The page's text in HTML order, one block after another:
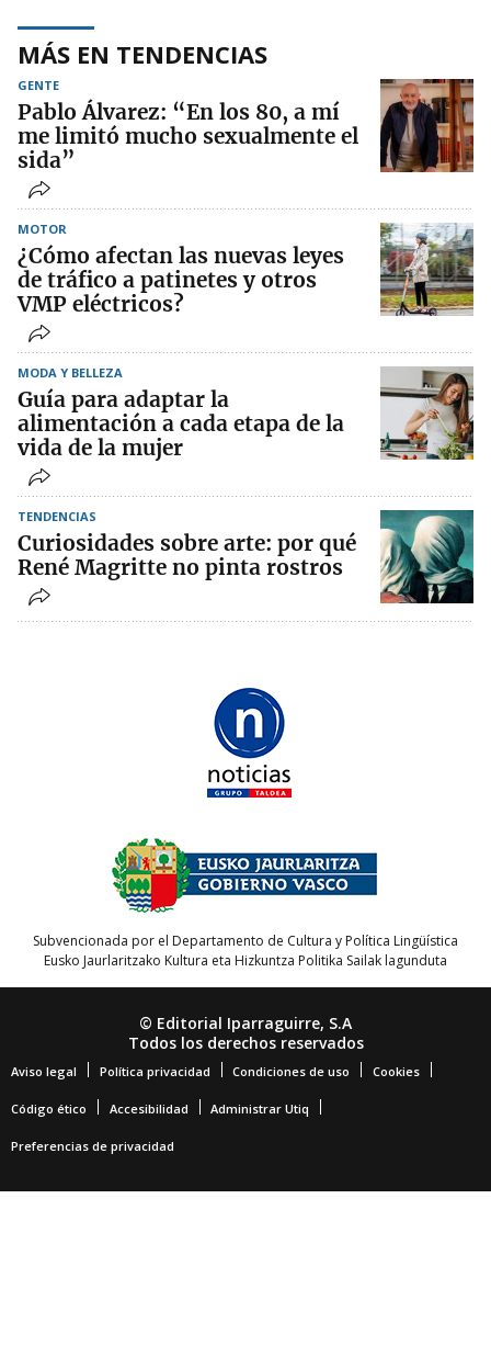
MÁS EN TENDENCIAS
GENTE
Pablo Álvarez: “En los 80, a mí
me limitó mucho sexualmente el
sida”
MOTOR
¿Cómo afectan las nuevas leyes
de tráfico a patinetes y otros
VMP eléctricos?
MODA Y BELLEZA
Guía para adaptar la
alimentación a cada etapa de la
vida de la mujer
TENDENCIAS
Curiosidades sobre arte: por qué
René Magritte no pinta rostros
Subvencionada por el Departamento de Cultura y Política Lingüística
Eusko Jaurlaritzako Kultura eta Hizkuntza Politika Sailak lagunduta
© Editorial Iparraguirre, S.A
Todos los derechos reservados
Aviso legal Política privacidad Condiciones de uso Cookies
Código ético Accesibilidad Administrar Utiq
Preferencias de privacidad